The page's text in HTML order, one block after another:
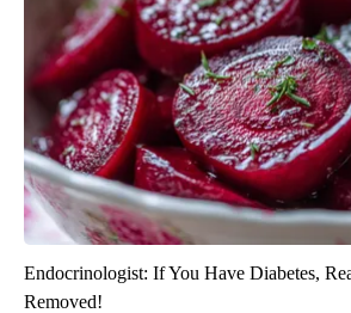
Endocrinologist: If You Have Diabetes,
Removed!